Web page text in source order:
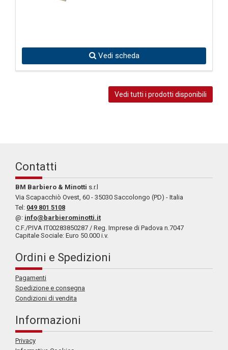
Vedi scheda
Vedi tutti i prodotti disponibili
Contatti
BM Barbiero & Minotti s.r.l
Via Scapacchiò Ovest, 60 - 35030 Saccolongo (PD) - Italia
Tel: 049 801 5108
@: info@barbierominotti.it
C.F./P.IVA IT00283850287 / Reg. Imprese di Padova n.7047
Capitale Sociale: Euro 50.000 i.v.
Ordini e Spedizioni
Pagamenti
Spedizione e consegna
Condizioni di vendita
Informazioni
Privacy